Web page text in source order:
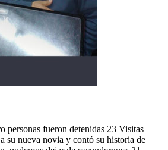
personas fueron detenidas 23 Visitas
su nueva novia y contó su historia de